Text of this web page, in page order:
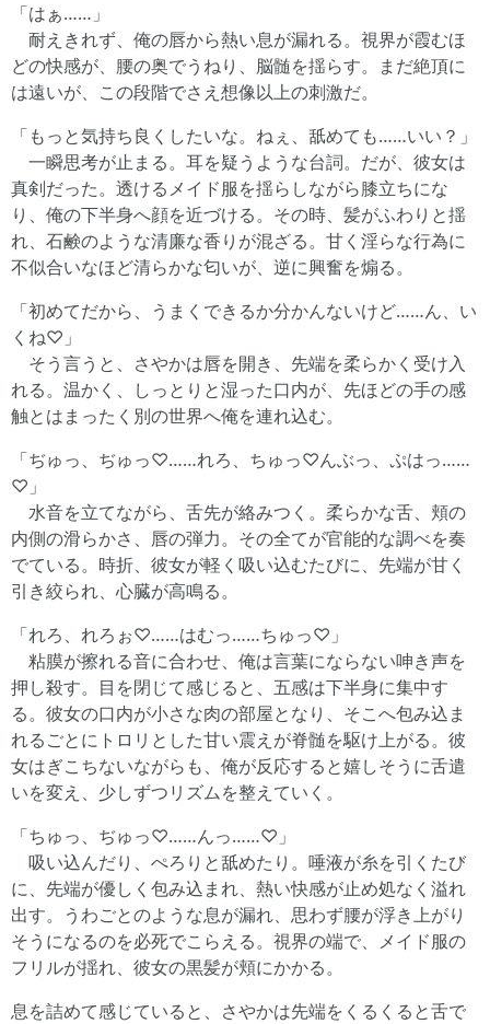
「はぁ……」
耐えきれず、俺の唇から熱い息が漏れる。視界が霞むほ
どの快感が、腰の奥でうねり、脳髄を揺らす。まだ絶頂に
は遠いが、この段階でさえ想像以上の刺激だ。
「もっと気持ち良くしたいな。ねぇ、舐めても……いい？」
一瞬思考が止まる。耳を疑うような台詞。だが、彼女は
真剣だった。透けるメイド服を揺らしながら膝立ちにな
り、俺の下半身へ顔を近づける。その時、髪がふわりと揺
れ、石鹸のような清廉な香りが混ざる。甘く淫らな行為に
不似合いなほど清らかな匂いが、逆に興奮を煽る。
「初めてだから、うまくできるか分かんないけど……ん、い
くね♡」
そう言うと、さやかは唇を開き、先端を柔らかく受け入
れる。温かく、しっとりと湿った口内が、先ほどの手の感
触とはまったく別の世界へ俺を連れ込む。
「ぢゅっ、ぢゅっ♡……れろ、ちゅっ♡んぶっ、ぷはっ……
♡」
水音を立てながら、舌先が絡みつく。柔らかな舌、頬の
内側の滑らかさ、唇の弾力。その全てが官能的な調べを奏
でている。時折、彼女が軽く吸い込むたびに、先端が甘く
引き絞られ、心臓が高鳴る。
「れろ、れろぉ♡……はむっ……ちゅっ♡」
粘膜が擦れる音に合わせ、俺は言葉にならない呻き声を
押し殺す。目を閉じて感じると、五感は下半身に集中す
る。彼女の口内が小さな肉の部屋となり、そこへ包み込ま
れるごとにトロリとした甘い震えが脊髄を駆け上がる。彼
女はぎこちないながらも、俺が反応すると嬉しそうに舌遣
いを変え、少しずつリズムを整えていく。
「ちゅっ、ぢゅっ♡……んっ……♡」
吸い込んだり、ぺろりと舐めたり。唾液が糸を引くたび
に、先端が優しく包み込まれ、熱い快感が止め処なく溢れ
出す。うわごとのような息が漏れ、思わず腰が浮き上がり
そうになるのを必死でこらえる。視界の端で、メイド服の
フリルが揺れ、彼女の黒髪が頬にかかる。
息を詰めて感じていると、さやかは先端をくるくると舌で